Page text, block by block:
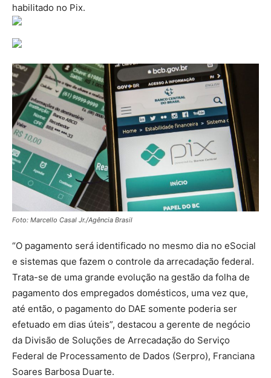
habilitado no Pix.
Foto: Marcello Casal Jr./Agência Brasil
“O pagamento será identificado no mesmo dia no eSocial
e sistemas que fazem o controle da arrecadação federal.
Trata-se de uma grande evolução na gestão da folha de
pagamento dos empregados domésticos, uma vez que,
até então, o pagamento do DAE somente poderia ser
efetuado em dias úteis”, destacou a gerente de negócio
da Divisão de Soluções de Arrecadação do Serviço
Federal de Processamento de Dados (Serpro), Franciana
Soares Barbosa Duarte.